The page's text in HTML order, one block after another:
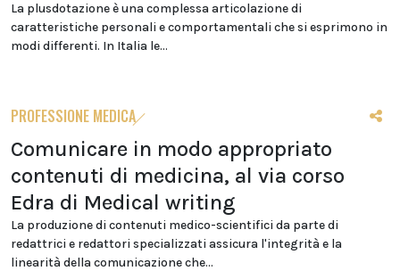
La plusdotazione è una complessa articolazione di
caratteristiche personali e comportamentali che si esprimono in
modi differenti. In Italia le...
PROFESSIONE MEDICA
Comunicare in modo appropriato
contenuti di medicina, al via corso
Edra di Medical writing
La produzione di contenuti medico-scientifici da parte di
redattrici e redattori specializzati assicura l'integrità e la
linearità della comunicazione che...